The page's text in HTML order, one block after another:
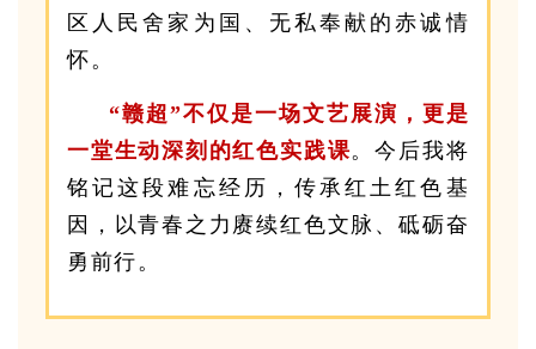
区人民舍家为国、无私奉献的赤诚情
怀。
“赣超”不仅是一场文艺展演，更是
一堂生动深刻的红色实践课。今后我将
铭记这段难忘经历，传承红土红色基
因，以青春之力赓续红色文脉、砥砺奋
勇前行。